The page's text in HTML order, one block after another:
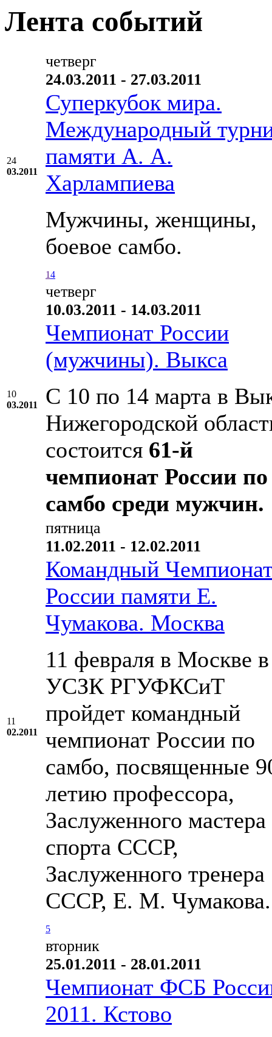
Лента событий
24
03.2011
четверг
24.03.2011 - 27.03.2011
Суперкубок мира.
Международный
памяти А. А.
Харлампиева
Мужчины, женщины,
боевое самбо.
14
10
03.2011
четверг
10.03.2011 - 14.03.2011
Чемпионат России
(мужчины). Выкса
С 10 по 14 марта в
Нижегородской
состоится 61-й
чемпионат России по
самбо среди мужчин.
11
02.2011
пятница
11.02.2011 - 12.02.2011
Командный
России памяти Е.
Чумакова. Москва
11 февраля в Москве в
УСЗК РГУФКСиТ
пройдет командный
чемпионат России по
самбо, посвященные
летию профессора,
Заслуженного мастера
спорта СССР,
Заслуженного тренера
СССР, Е. М. Чумакова.
5
вторник
25.01.2011 - 28.01.2011
Чемпионат ФСБ
2011. Кстово